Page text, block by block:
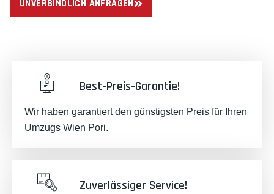
UNVERBINDLICH ANFRAGEN
Best-Preis-Garantie!
Wir haben garantiert den günstigsten Preis für Ihren
Umzugs Wien Pori.
Zuverlässiger Service!